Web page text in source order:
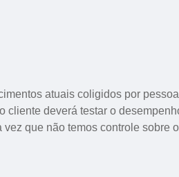
atuais coligidos por
deverá testar o
que não temos controle